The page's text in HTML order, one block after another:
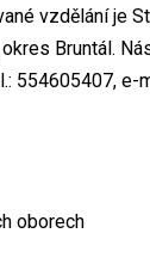
vzdělání je
Bruntál.
554605407, e-
oborech